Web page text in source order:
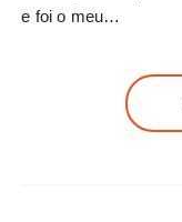
e foi o meu…